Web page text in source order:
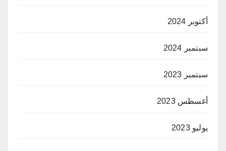
أكتوبر 2024
سبتمبر 2024
سبتمبر 2023
أغسطس 2023
يوليو 2023